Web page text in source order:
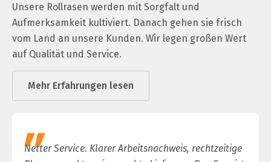
Unsere Rollrasen werden mit Sorgfalt und
Aufmerksamkeit kultiviert. Danach gehen sie frisch
vom Land an unsere Kunden. Wir legen großen Wert
auf Qualität und Service.
Mehr Erfahrungen lesen
Netter Service. Klarer Arbeitsnachweis, rechtzeitige